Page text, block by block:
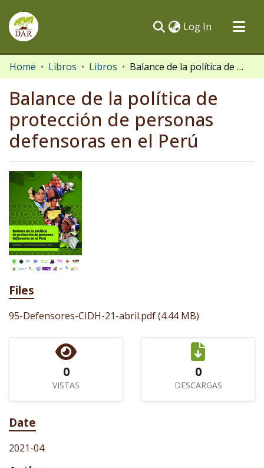
Log In (current)
Communities & Collections
All of DSpace
Statistics
Home Libros Libros Balance de la política de protección de personas defensoras en el Perú
Balance de la política de
protección de personas
defensoras en el Perú
Files
95-Defensores-CIDH-21-abril.pdf(4.44 MB)
0
VISTAS
0
DESCARGAS
Date
2021-04